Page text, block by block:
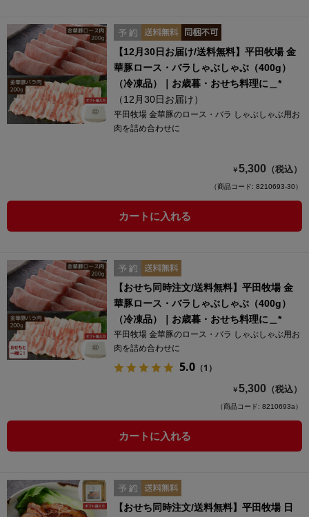
【12月30日お届け/送料無料】平田牧場 金
華豚ロース・バラしゃぶしゃぶ（400g）
（冷凍品）｜お歳暮・おせち料理に＿*
（12月30日お届け）
平田牧場 金華豚のロース・バラ しゃぶしゃぶ用お
肉を詰め合わせに
￥5,300 （税込）
（商品コード: 8210693-30）
カートに入れる
【おせち同時注文/送料無料】平田牧場 金
華豚ロース・バラしゃぶしゃぶ（400g）
（冷凍品）｜お歳暮・おせち料理に＿*
平田牧場 金華豚のロース・バラ しゃぶしゃぶ用お
肉を詰め合わせに
5.0 （1）
￥5,300 （税込）
（商品コード: 8210693a）
カートに入れる
【おせち同時注文/送料無料】平田牧場 日